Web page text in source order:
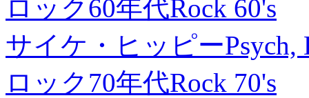
ロック60年代Rock 60's
サイケ・ヒッピーPsych,
ロック70年代Rock 70's